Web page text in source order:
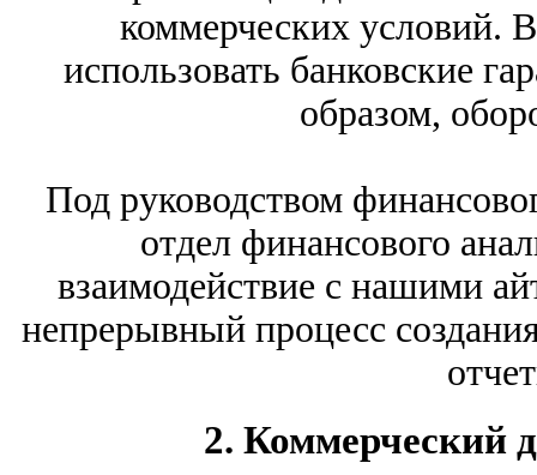
коммерческих условий.
использовать банковские
образом,
Под руководством
отдел финансового
взаимодействие с нашими
непрерывный процесс
2. Коммерческий